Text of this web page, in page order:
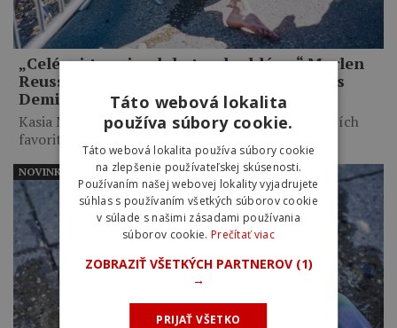
„Celé mi to pripadalo trochu hlúpe.“ Marlen
Reusser priznala zbytočné taktizovanie s
Demi Vollering na Mont Ventoux
Kasia Niewiadoma využila taktické váhanie najväčších
favoritiek, necelých desať kilometrov…
NOVINKY
Táto webová lokalita
používa súbory cookie.
Táto webová lokalita používa súbory cookie
na zlepšenie používateľskej skúsenosti.
Používaním našej webovej lokality vyjadrujete
súhlas s používaním všetkých súborov cookie
v súlade s našimi zásadami používania
súborov cookie. Prečítať viac
ZOBRAZIŤ VŠETKÝCH PARTNEROV (1)
→
PRIJAŤ VŠETKO